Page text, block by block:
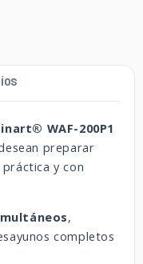
WAF-200P1
preparar
y con
,
completos